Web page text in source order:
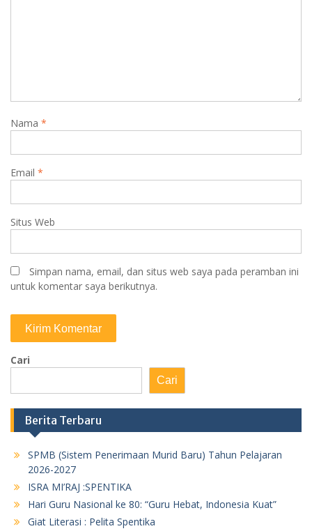
Nama *
Email *
Situs Web
Simpan nama, email, dan situs web saya pada peramban ini
untuk komentar saya berikutnya.
Cari
Cari
Berita Terbaru
SPMB (Sistem Penerimaan Murid Baru) Tahun Pelajaran
2026-2027
ISRA MI’RAJ :SPENTIKA
Hari Guru Nasional ke 80: “Guru Hebat, Indonesia Kuat”
Giat Literasi : Pelita Spentika